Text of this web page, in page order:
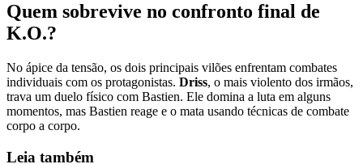
Quem sobrevive no confronto final de
K.O.?
No ápice da tensão, os dois principais vilões enfrentam combates
individuais com os protagonistas. Driss, o mais violento dos irmãos,
trava um duelo físico com Bastien. Ele domina a luta em alguns
momentos, mas Bastien reage e o mata usando técnicas de combate
corpo a corpo.
Leia também